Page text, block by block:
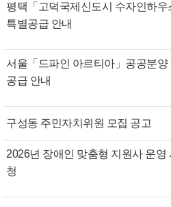
평택「고덕국제신도시 수자인하우
특별공급 안내
서울「드파인 아르티아」공공분양
공급 안내
구성동 주민자치위원 모집 공고
2026년 장애인 맞춤형 지원사 운영
청